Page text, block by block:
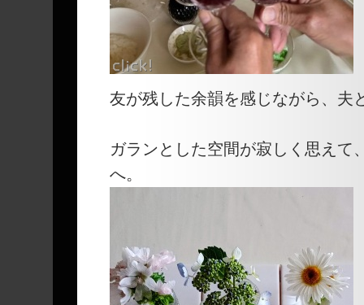
友が残した余韻を感じながら、夫
ガランとした空間が寂しく思えて
へ。